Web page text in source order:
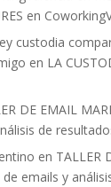
en
custodia
en LA
DE EMAIL
de
en TALLER
emails y